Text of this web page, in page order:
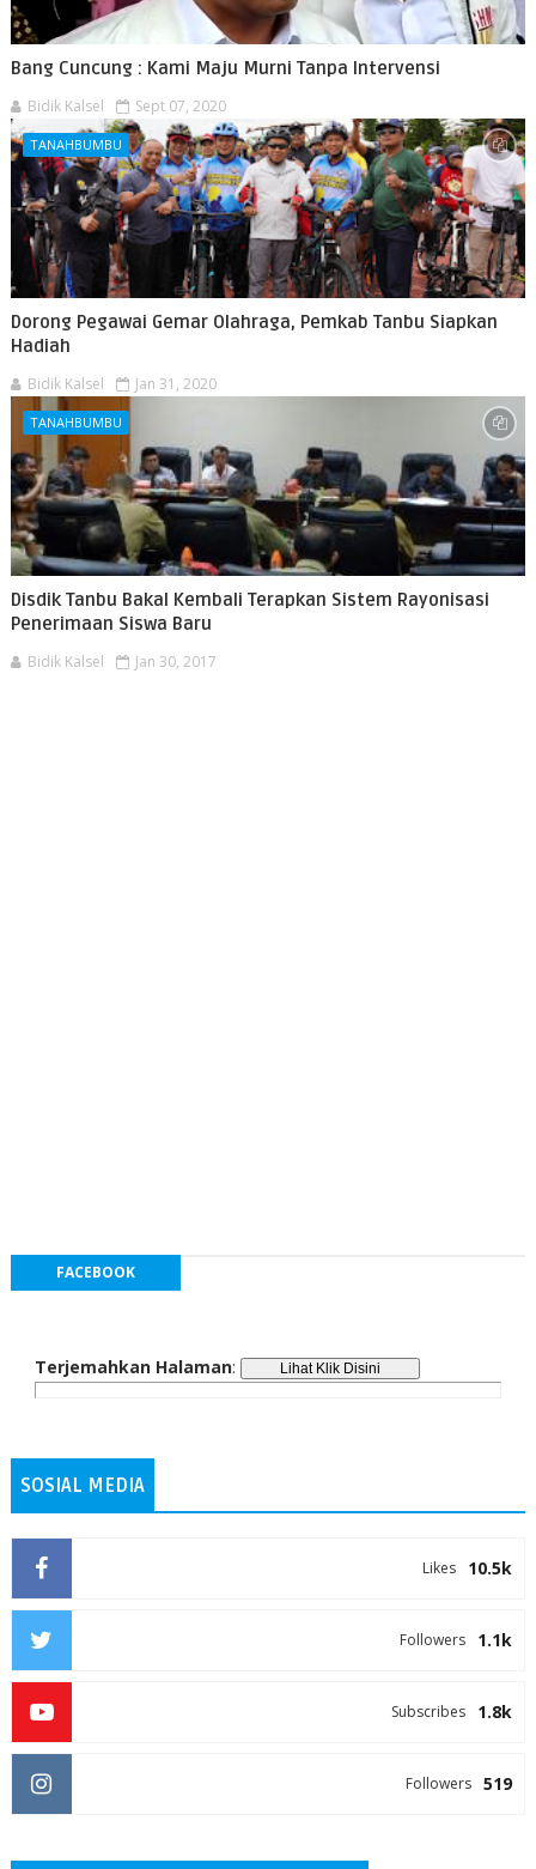
Bang Cuncung : Kami Maju Murni Tanpa Intervensi
Bidik Kalsel Sept 07, 2020
TANAHBUMBU
Dorong Pegawai Gemar Olahraga, Pemkab Tanbu Siapkan
Hadiah
Bidik Kalsel Jan 31, 2020
TANAHBUMBU
Disdik Tanbu Bakal Kembali Terapkan Sistem Rayonisasi
Penerimaan Siswa Baru
Bidik Kalsel Jan 30, 2017
FACEBOOK
Terjemahkan Halaman:
SOSIAL MEDIA
10.5k
Likes
1.1k
Followers
1.8k
Subscribes
519
Followers